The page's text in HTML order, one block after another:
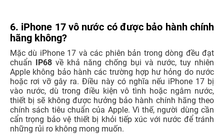
6. iPhone 17 vô nước có được bảo hành chính
hãng không?
Mặc dù iPhone 17 và các phiên bản trong dòng đều đạt
chuẩn IP68 về khả năng chống bụi và nước, tuy nhiên
Apple không bảo hành các trường hợp hư hỏng do nước
hoặc rơi vỡ gây ra. Điều này có nghĩa nếu iPhone 17 bị
vào nước, dù trong điều kiện vô tình hoặc ngâm nước,
thiết bị sẽ không được hưởng bảo hành chính hãng theo
chính sách tiêu chuẩn của Apple. Vì thế, người dùng cần
cẩn trọng bảo vệ thiết bị khỏi tiếp xúc với nước để tránh
những rủi ro không mong muốn.